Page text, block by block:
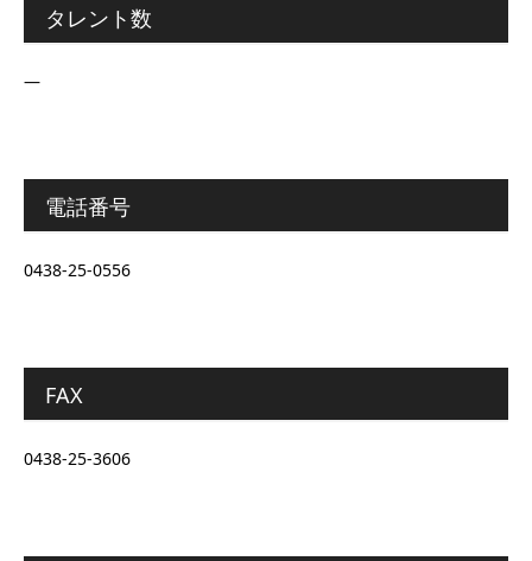
タレント数
―
電話番号
0438-25-0556
FAX
0438-25-3606